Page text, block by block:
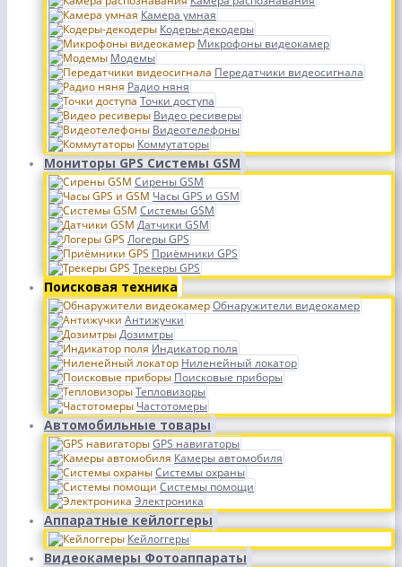
Камера умная
Кодеры-декодеры
Микрофоны видеокамер
Модемы
Передатчики видеосигнала
Радио няня
Точки доступа
Видео ресиверы
Видеотелефоны
Коммутаторы
Мониторы GPS Системы GSM
Сирены GSM
Часы GPS и GSM
Системы GSM
Датчики GSM
Логеры GPS
Приёмники GPS
Трекеры GPS
Поисковая техника
Обнаружители видеокамер
Антижучки
Дозимтры
Индикатор поля
Ниленейный локатор
Поисковые приборы
Тепловизоры
Частотомеры
Автомобильные товары
GPS навигаторы
Камеры автомобиля
Системы охраны
Системы помощи
Электроника
Аппаратные кейлоггеры
Кейлоггеры
Видеокамеры Фотоаппараты